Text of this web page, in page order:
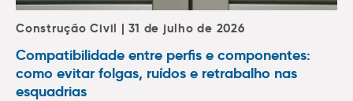
Construção Civil | 31 de julho de 2026
Compatibilidade entre perfis e componentes:
como evitar folgas, ruídos e retrabalho nas
esquadrias